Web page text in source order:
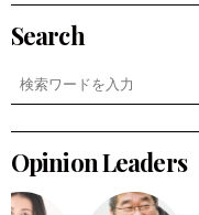
Search
Opinion Leaders